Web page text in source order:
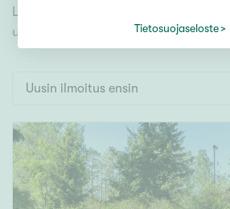
Vapaa-ajan asunto
Autotalli
Hinta
Lauttasaari ja tutustu mieleiseesi.
unelmiesi täyttymyksen!
Uusin ilmoitus ensin
Tietosuojaseloste